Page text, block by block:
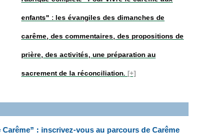
enfants" : les évangiles des dimanches de
carême, des commentaires, des propositions de
prière, des activités, une préparation au
sacrement de la réconciliation. [+]
Carême” : inscrivez-vous au parcours de Carême